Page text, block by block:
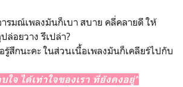
รมณ์เพลงมันก็เบา สบาย คลี่คลายดี ให้
ล่อยวาง รึเปล่า?
สึกนะคะ ในส่วนเนื้อเพลงมันก็เคลียร์ไปกับ
ใจ ได้เท่าใจของเรา ที่ยังคงอยู่”